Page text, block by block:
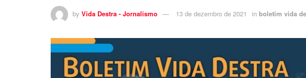
by Vida Destra - Jornalismo 13 de dezembro de 2021 in boletim vida